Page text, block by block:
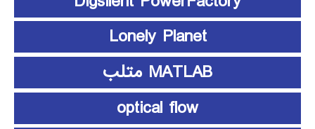
Lonely Planet
MATLAB متلب
optical flow